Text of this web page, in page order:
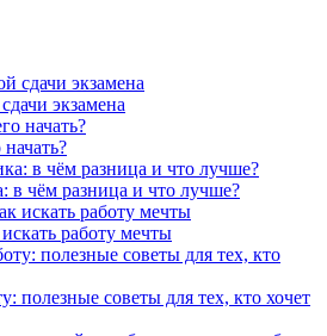
экзамена
в чём разница и что лучше?
работу мечты
полезные советы для тех, кто хочет